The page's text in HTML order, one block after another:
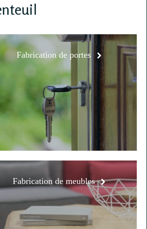
Fabrication de portes
Fabrication de meubles